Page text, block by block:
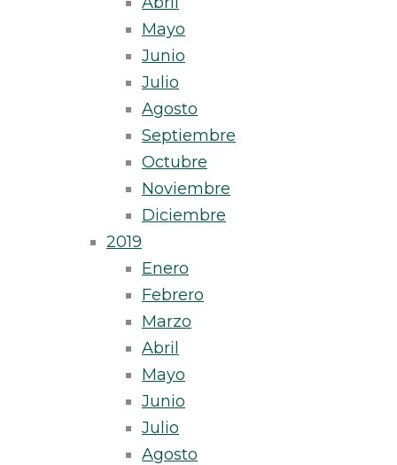
Mayo
Junio
Julio
Agosto
Septiembre
Octubre
Noviembre
Diciembre
2019
Enero
Febrero
Marzo
Abril
Mayo
Junio
Julio
Agosto